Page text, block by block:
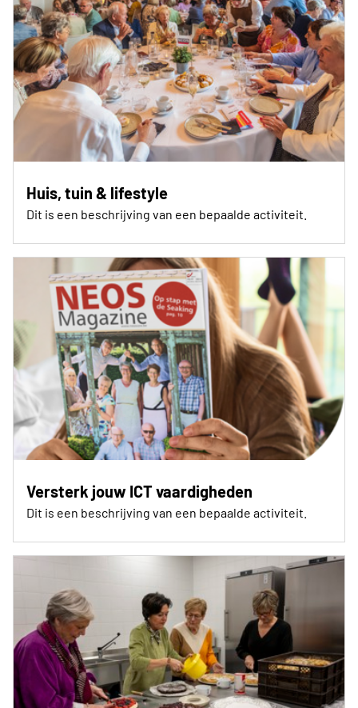
Huis, tuin & lifestyle
Dit is een beschrijving van een bepaalde activiteit.
Versterk jouw ICT vaardigheden
Dit is een beschrijving van een bepaalde activiteit.